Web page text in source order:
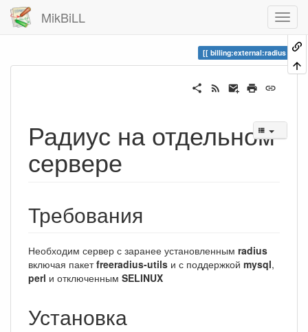
MikBiLL
billing:external:radius
Радиус на отдельном
сервере
Требования
Необходим сервер с заранее установленным radius
включая пакетfreeradius-utils и с поддержкой mysql,
perl и отключенным SELINUX
Установка